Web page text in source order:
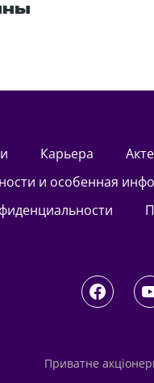
Карьера
и особенная
Приватне